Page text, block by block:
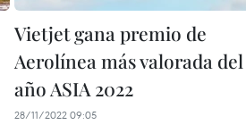
Vietjet gana premio de
Aerolínea más valorada del
año ASIA 2022
28/11/2022 09:05